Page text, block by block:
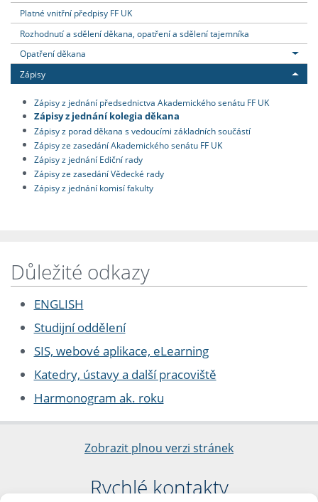
Platné vnitřní předpisy FF UK
Rozhodnutí a sdělení děkana, opatření a sdělení tajemníka
Opatření děkana
Zápisy
Zápisy z jednání předsednictva Akademického senátu FF UK
Zápisy z jednání kolegia děkana
Zápisy z porad děkana s vedoucími základních součástí
Zápisy ze zasedání Akademického senátu FF UK
Zápisy z jednání Ediční rady
Zápisy ze zasedání Vědecké rady
Zápisy z jednání komisí fakulty
Důležité odkazy
ENGLISH
Studijní oddělení
SIS, webové aplikace, eLearning
Katedry, ústavy a další pracoviště
Harmonogram ak. roku
Zobrazit plnou verzi stránek
Rychlé kontakty